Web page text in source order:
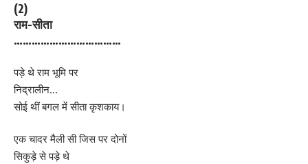
(2)
राम-सीता
………………………………
पड़े थे राम भूमि पर
निद्रालीन…
सोई थीं बगल में सीता कृशकाय।
एक चादर मैली सी जिस पर दोनों
सिकुड़े से पड़े थे